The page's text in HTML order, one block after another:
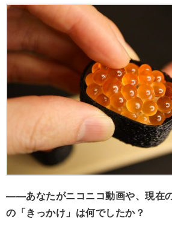
――あなたがニコニコ動画や、現在
の「きっかけ」は何でしたか？